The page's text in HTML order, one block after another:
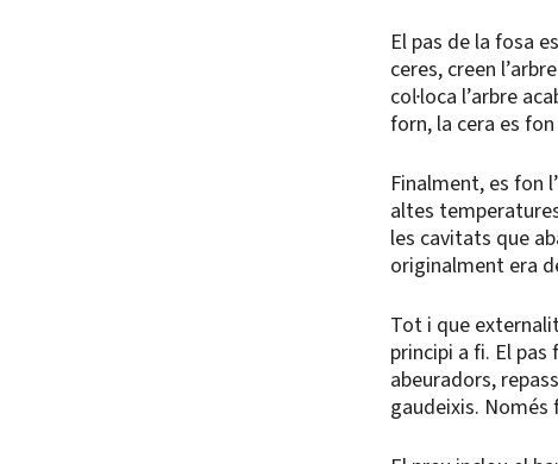
El pas de la fosa
ceres, creen
col·loca l’arbre
forn, la cera es
Finalment, es fon
altes
les cavitats que
originalment era
Tot i que
principi a fi. El pas
abeuradors,
gaudeixis. Només